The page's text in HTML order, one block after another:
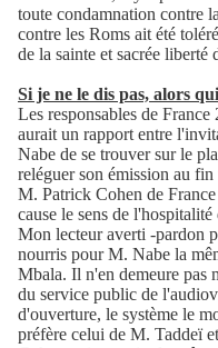
toute condamnation contre
contre les Roms ait été
de la sainte et sacrée
Si je ne le dis pas, alors
Les responsables de
aurait un rapport entre
Nabe de se trouver sur le
reléguer son émission au
M. Patrick Cohen de
cause le sens de
Mon lecteur averti -pardon
nourris pour M. Nabe la
Mbala. Il n'en demeure pas
du service public de
d'ouverture, le système le
préfère celui de M. Taddeï